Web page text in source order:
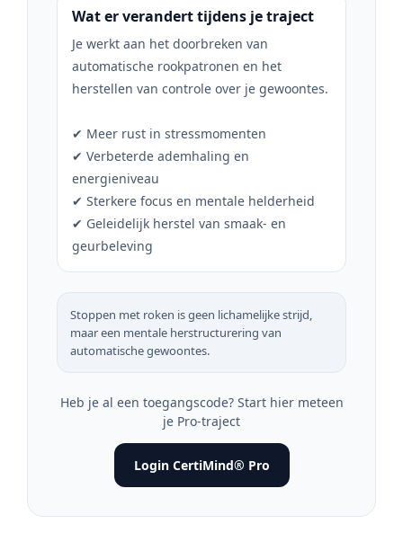
Wat er verandert tijdens je traject
Je werkt aan het doorbreken van
automatische rookpatronen en het
herstellen van controle over je gewoontes.
✔ Meer rust in stressmomenten
✔ Verbeterde ademhaling en
energieniveau
✔ Sterkere focus en mentale helderheid
✔ Geleidelijk herstel van smaak- en
geurbeleving
Stoppen met roken is geen lichamelijke strijd,
maar een mentale herstructurering van
automatische gewoontes.
Heb je al een toegangscode? Start hier meteen
je Pro-traject
Login CertiMind® Pro